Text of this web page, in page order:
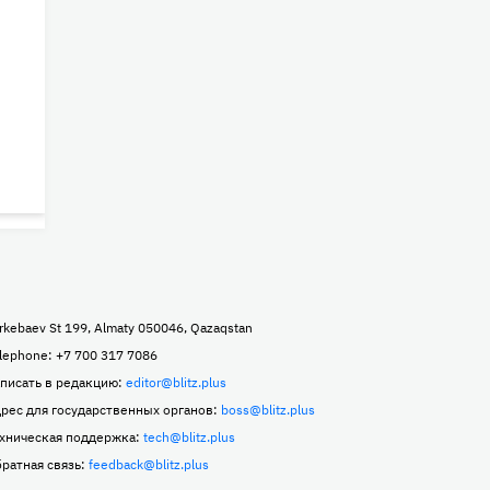
St 199, Almaty 050046, Qazaqstan
+7 700 317 7086
в редакцию: editor@blitz.plus
для государственных органов: boss@blitz.plus
поддержка: tech@blitz.plus
связь: feedback@blitz.plus